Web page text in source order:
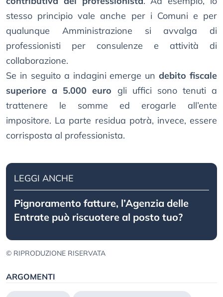
stesso principio vale anche per i Comuni e per
qualunque Amministrazione si avvalga di
professionisti per consulenze e attività di
collaborazione.
Se in seguito a indagini emerge undebito fiscale
superiore a 5.000 euro gli uffici sono tenuti a
trattenere le somme ed erogarle all’ente
impositore. La parte residua potrà, invece, essere
corrisposta al professionista.
LEGGI ANCHE
Pignoramento fatture, l’Agenzia delle
Entrate può riscuotere al posto tuo?
© RIPRODUZIONE RISERVATA
ARGOMENTI